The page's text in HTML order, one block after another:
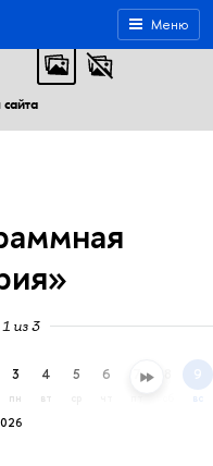
АБВ
Меню
из 3
3
пн
4
вт
5 6 7 9
вс